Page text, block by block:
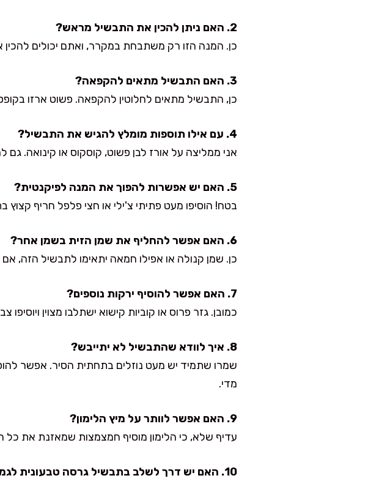
2. האם ניתן להכין את התבשיל מראש?
כן. המנה הזו רק משתבחת במקרר, ואתם יכולים להכין
3. האם התבשיל מתאים להקפאה?
כן, התבשיל מתאים לחלוטין להקפאה. פשוט ארזו
4. עם אילו תוספות מומלץ להגיש את התבשיל?
אני ממליצה על אורז לבן פשוט, קוסקוס או קינואה.
5. האם יש אפשרות להפוך את המנה לפיקנטית?
בטח! הוסיפו מעט פתיתי צ'ילי או חצי פלפל חריף
6. האם אפשר להחליף את שמן הזית בשמן אחר?
כן. שמן קנולה או אפילו חמאה יתאימו לתבשיל הזה, אם
7. האם אפשר להוסיף ירקות נוספים?
כמובן. גזר פרוס או קוביות קישוא ישתלבו מצוין ויוסיפו
8. איך לוודא שהתבשיל לא יתייבש?
שמרו שתמיד יש מעט נוזלים בתחתית הסיר. אפשר
מדי.
9. האם אפשר לוותר על מיץ הלימון?
עדיף שלא, כי הלימון מוסיף חמצמצות שמאזנת את כל
10. האם יש דרך לשלב בתבשיל גרסה טבעונית לגמרי?